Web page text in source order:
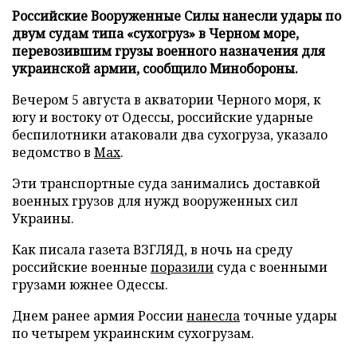
Российские Вооруженные Силы нанесли удары по
двум судам типа «сухогруз» в Черном море,
перевозившим грузы военного назначения для
украинской армии, сообщило Минобороны.
Вечером 5 августа в акватории Черного моря, к
югу и востоку от Одессы, российские ударные
беспилотники атаковали два сухогруза, указало
ведомство в Max.
Эти транспортные суда занимались доставкой
военных грузов для нужд вооруженных сил
Украины.
Как писала газета ВЗГЛЯД, в ночь на среду
российские военные поразили суда с военными
грузами южнее Одессы.
Днем ранее армия Россиинанесла точные удары
по четырем украинским сухогрузам.